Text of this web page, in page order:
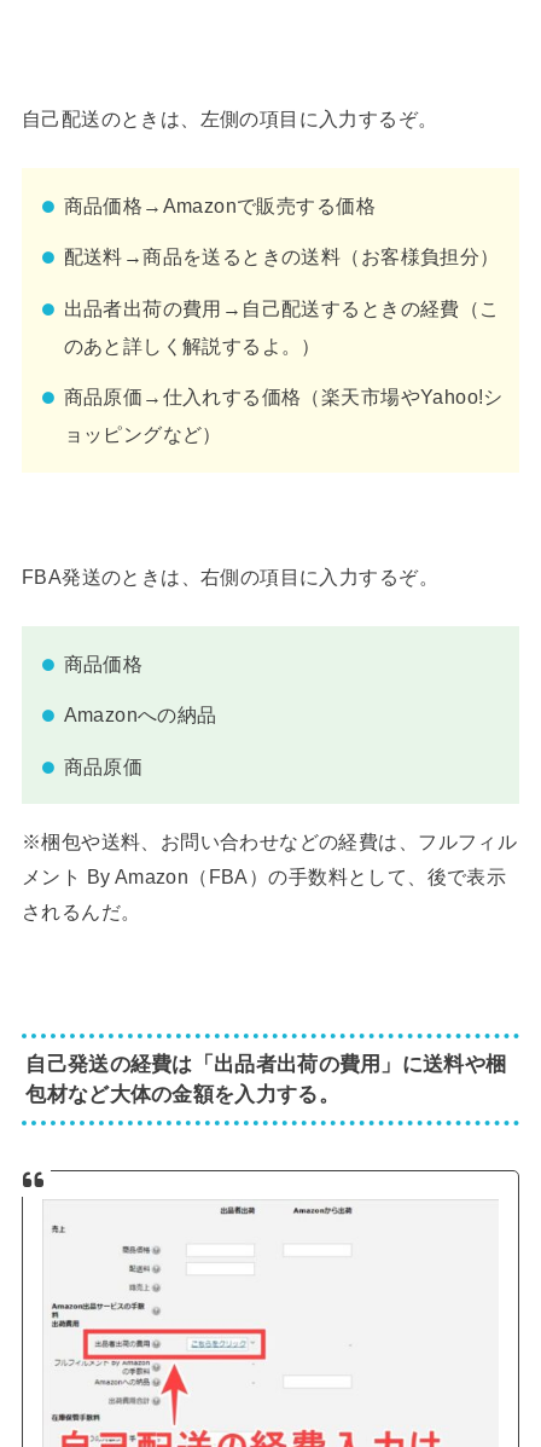
自己配送のときは、左側の項目に入力するぞ。
商品価格→Amazonで販売する価格
配送料→商品を送るときの送料（お客様負担分）
出品者出荷の費用→自己配送するときの経費（こ
のあと詳しく解説するよ。）
商品原価→仕入れする価格（楽天市場やYahoo!シ
ョッピングなど）
FBA発送のときは、右側の項目に入力するぞ。
商品価格
Amazonへの納品
商品原価
※梱包や送料、お問い合わせなどの経費は、フルフィル
メント By Amazon（FBA）の手数料として、後で表示
されるんだ。
自己発送の経費は「出品者出荷の費用」に送料や梱
包材など大体の金額を入力する。